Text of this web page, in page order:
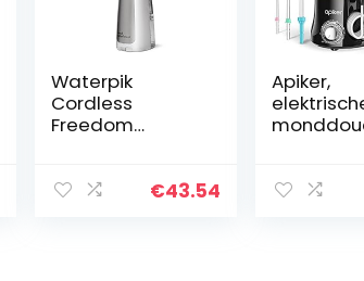
Waterpik
Cordless
Freedom
Waterdicht€43.54
Apiker,
tanden,